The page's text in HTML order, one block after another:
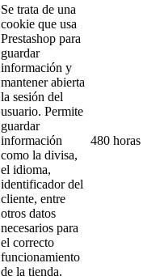
Se trata de una
cookie que usa
Prestashop para
guardar
información y
mantener abierta
la sesión del
usuario. Permite
guardar
información
como la divisa,
el idioma,
identificador del
cliente, entre
otros datos
necesarios para
el correcto
funcionamiento
de la tienda.
480 horas